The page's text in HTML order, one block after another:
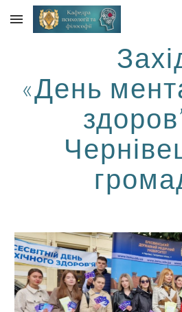
Skip to main content
«День